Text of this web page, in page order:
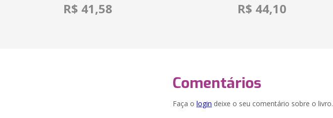
R$ 41,58 R$ 44,10
Comentários
Faça o login deixe o seu comentário sobre o livro.